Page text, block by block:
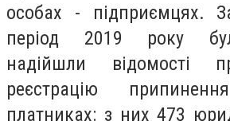
особах - підприємцях.
період 2019 року
надійшли відомості
реєстрацію
платниках: з них 473